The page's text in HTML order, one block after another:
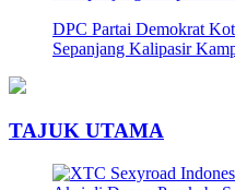
DPC Partai Demokrat
Sepanjang Kalipasir
TAJUK UTAMA